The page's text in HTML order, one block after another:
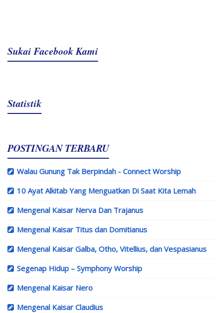
Sukai Facebook Kami
Statistik
POSTINGAN TERBARU
Walau Gunung Tak Berpindah - Connect Worship
10 Ayat Alkitab Yang Menguatkan Di Saat Kita Lemah
Mengenal Kaisar Nerva Dan Trajanus
Mengenal Kaisar Titus dan Domitianus
Mengenal Kaisar Galba, Otho, Vitellius, dan Vespasianus
Segenap Hidup – Symphony Worship
Mengenal Kaisar Nero
Mengenal Kaisar Claudius